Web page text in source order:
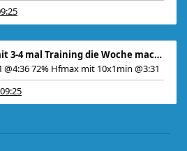
Re: Sub 3:20h mit 3-4 mal Training die Woche machb
72% Hfmax mit 10x1min @3:31